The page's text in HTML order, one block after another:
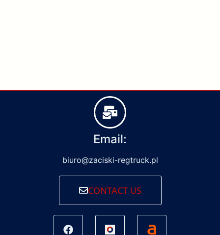
Email:
biuro@zaciski-regtruck.pl
CONTACT US